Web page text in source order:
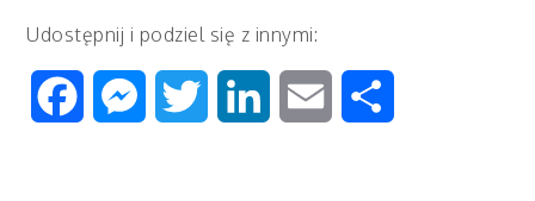
Udostępnij i podziel się z innymi:
FacebookMessenger
Twitter LinkedIn Email